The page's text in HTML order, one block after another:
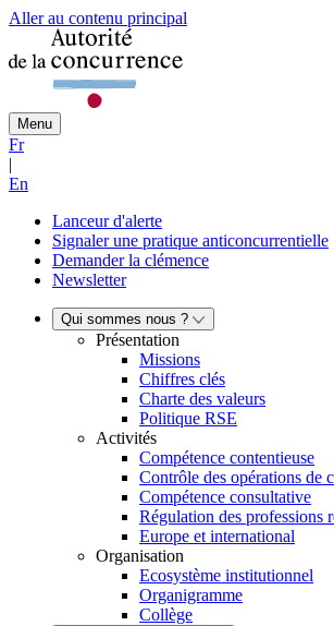
Aller au contenu principal
Menu
Fr
|
En
Lanceur d'alerte
Signaler une pratique anticoncurrentielle
Demander la clémence
Newsletter
Qui sommes nous ?
Présentation
Missions
Chiffres clés
Charte des valeurs
Politique RSE
Activités
Compétence contentieuse
Contrôle des opérations de
Compétence consultative
Régulation des professions
Europe et international
Organisation
Ecosystème institutionnel
Organigramme
Collège